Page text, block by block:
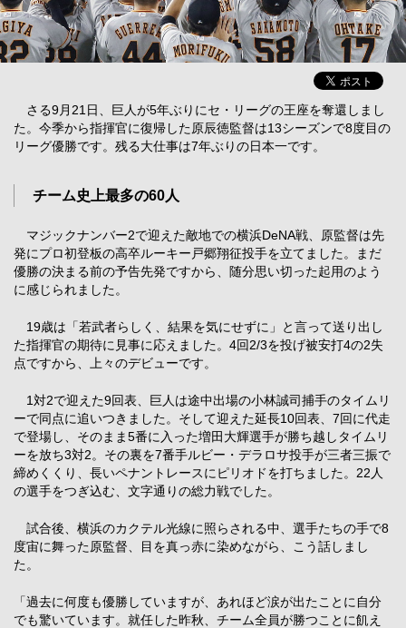
さる9月21日、巨人が5年ぶりにセ・リーグの王座を奪還しまし
た。今季から指揮官に復帰した原辰徳監督は13シーズンで8度目の
リーグ優勝です。残る大仕事は7年ぶりの日本一です。
チーム史上最多の60人
マジックナンバー2で迎えた敵地での横浜DeNA戦、原監督は先
発にプロ初登板の高卒ルーキー戸郷翔征投手を立てました。まだ
優勝の決まる前の予告先発ですから、随分思い切った起用のよう
に感じられました。
19歳は「若武者らしく、結果を気にせずに」と言って送り出し
た指揮官の期待に見事に応えました。4回2/3を投げ被安打4の2失
点ですから、上々のデビューです。
1対2で迎えた9回表、巨人は途中出場の小林誠司捕手のタイムリ
ーで同点に追いつきました。そして迎えた延長10回表、7回に代走
で登場し、そのまま5番に入った増田大輝選手が勝ち越しタイムリ
ーを放ち3対2。その裏を7番手ルビー・デラロサ投手が三者三振で
締めくくり、長いペナントレースにピリオドを打ちました。22人
の選手をつぎ込む、文字通りの総力戦でした。
試合後、横浜のカクテル光線に照らされる中、選手たちの手で8
度宙に舞った原監督、目を真っ赤に染めながら、こう話しまし
た。
「過去に何度も優勝していますが、あれほど涙が出たことに自分
でも驚いています。就任した昨秋、チーム全員が勝つことに飢え